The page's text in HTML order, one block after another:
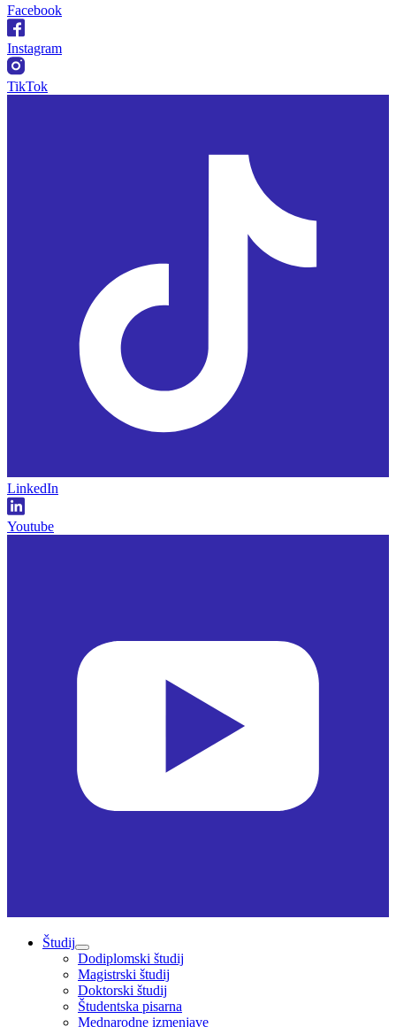
Facebook
Instagram
TikTok
LinkedIn
Youtube
Študij
Dodiplomski študij
Magistrski študij
Doktorski študij
Študentska pisarna
Mednarodne izmenjave